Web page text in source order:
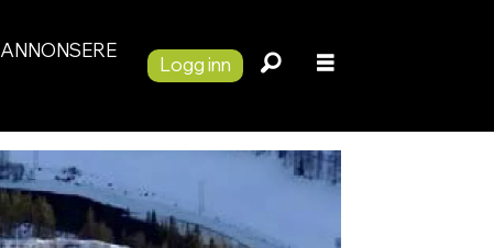
ANNONSERE
Logg inn